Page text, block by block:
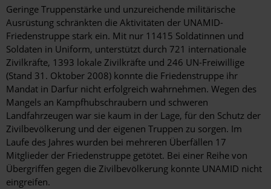
Geringe Truppenstärke und unzureichende militärische
Ausrüstung schränkten die Aktivitäten der UNAMID-
Friedenstruppe stark ein. Mit nur 11415 Soldatinnen und
Soldaten in Uniform, unterstützt durch 721 internationale
Zivilkräfte, 1393 lokale Zivilkräfte und 246 UN-Freiwillige
(Stand 31. Oktober 2008) konnte die Friedenstruppe ihr
Mandat in Darfur nicht erfolgreich wahrnehmen. Wegen des
Mangels an Kampfhubschraubern und schweren
Landfahrzeugen war sie kaum in der Lage, für den Schutz der
Zivilbevölkerung und der eigenen Truppen zu sorgen. Im
Laufe des Jahres wurden bei mehreren Überfällen 17
Mitglieder der Friedenstruppe getötet. Bei einer Reihe von
Übergriffen gegen die Zivilbevölkerung konnte UNAMID nicht
eingreifen.